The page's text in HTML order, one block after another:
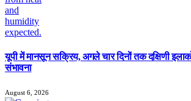
यूपी में मानसून सक्रिय, अगले चार दिनों तक दक्षिणी
संभावना
August 6, 2026